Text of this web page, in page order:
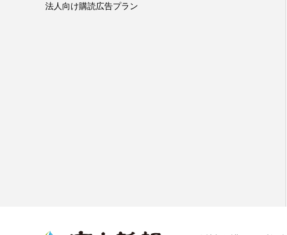
法人向け購読広告プラン